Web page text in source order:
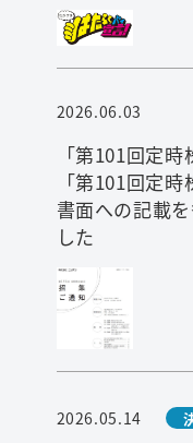
2026.06.03
「第101回定
「第101回定
書面への記載
した
2026.05.14